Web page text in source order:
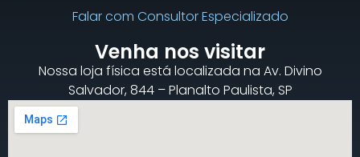
Falar com Consultor Especializado
Venha nos visitar
Nossa loja física está localizada na Av. Divino
Salvador, 844 – Planalto Paulista, SP